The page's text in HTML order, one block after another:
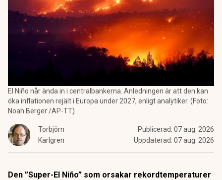
El Niño når ända in i centralbankerna. Anledningen är att den kan
öka inflationen rejält i Europa under 2027, enligt analytiker. (Foto:
Noah Berger /AP-TT)
Torbjörn
Karlgren
Publicerad: 07 aug. 2026
Uppdaterad: 07 aug. 2026
Den ”Super-El Niño” som orsakar rekordtemperaturer